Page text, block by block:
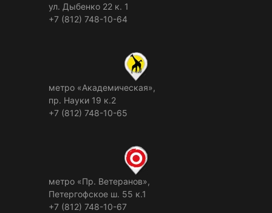
ул. Дыбенко 22 к. 1
+7 (812) 748-10-64
метро «Академическая»,
пр. Науки 19 к.2
+7 (812) 748-10-65
метро «Пр. Ветеранов»,
Петергофское ш. 55 к.1
+7 (812) 748-10-67